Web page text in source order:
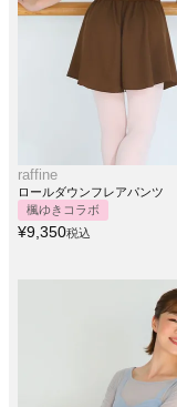
raffine
ロールダウンフレアパンツ
楓ゆきコラボ
¥9,350税込